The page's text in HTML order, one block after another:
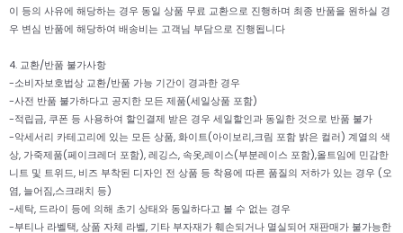
이 등의 사유에 해당하는 경우 동일 상품 무료 교환으로 진행하며 최종 반품을 원하실 경
우 변심 반품에 해당하여 배송비는 고객님 부담으로 진행됩니다
4. 교환/반품 불가사항
-소비자보호법상 교환/반품 가능 기간이 경과한 경우
-사전 반품 불가하다고 공지한 모든 제품(세일상품 포함)
-적립금, 쿠폰 등 사용하여 할인결제 받은 경우 세일할인과 동일한 것으로 반품 불가
-악세서리 카테고리에 있는 모든 상품, 화이트(아이보리,크림 포함 밝은 컬러) 계열의 색
상, 가죽제품(페이크레더 포함), 레깅스, 속옷,레이스(부분레이스 포함),올트임에 민감한
니트 및 트위드, 비즈 부착된 디자인 전 상품 등 착용에 따른 품질의 저하가 있는 경우 (오
염, 늘어짐,스크래치 등)
-세탁, 드라이 등에 의해 초기 상태와 동일하다고 볼 수 없는 경우
-부티나 라벨택, 상품 자체 라벨, 기타 부자재가 훼손되거나 멸실되어 재판매가 불가능한